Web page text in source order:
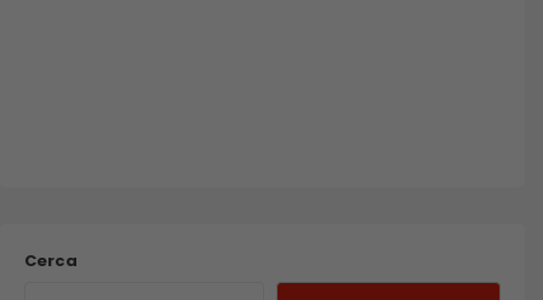
Cerca